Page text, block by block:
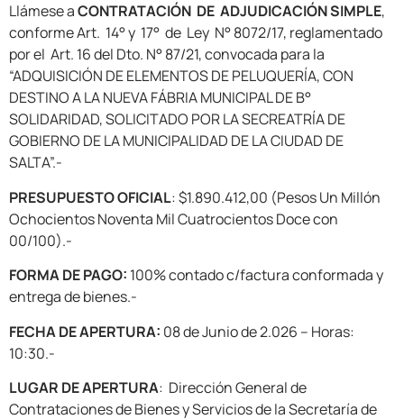
Llámese aCONTRATACIÓN DE ADJUDICACIÓN SIMPLE,
conforme Art. 14° y 17° de Ley N° 8072/17, reglamentado
por el Art. 16 del Dto. N° 87/21, convocada para la
“ADQUISICIÓN DE ELEMENTOS DE PELUQUERÍA, CON
DESTINO A LA NUEVA FÁBRIA MUNICIPAL DE B°
SOLIDARIDAD, SOLICITADO POR LA SECREATRÍA DE
GOBIERNO DE LA MUNICIPALIDAD DE LA CIUDAD DE
SALTA”.-
PRESUPUESTO OFICIAL: $1.890.412,00 (Pesos Un Millón
Ochocientos Noventa Mil Cuatrocientos Doce con
00/100).-
FORMA DE PAGO: 100% contado c/factura conformada y
entrega de bienes.-
FECHA DE APERTURA: 08 de Junio de 2.026 – Horas:
10:30.-
LUGAR DE APERTURA: Dirección General de
Contrataciones de Bienes y Servicios de la Secretaría de